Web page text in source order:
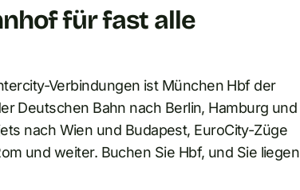
für fast alle
Verbindungen ist München Hbf der
Deutschen Bahn nach Berlin, Hamburg und
nach Wien und Budapest, EuroCity-Züge
und weiter. Buchen Sie Hbf, und Sie liegen